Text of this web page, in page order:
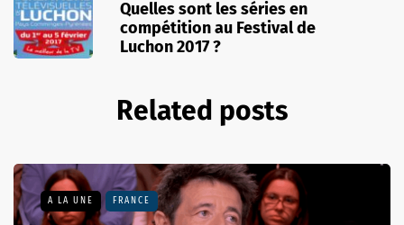
Quelles sont les séries en
compétition au Festival de
Luchon 2017 ?
Related posts
A LA UNE FRANCE